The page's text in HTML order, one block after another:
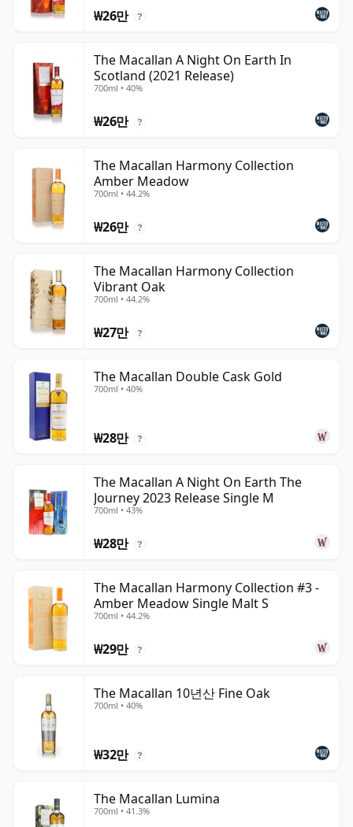
₩26만 ?
The Macallan A Night On Earth In
Scotland (2021 Release)
700ml • 40%
₩26만 ?
The Macallan Harmony Collection
Amber Meadow
700ml • 44.2%
₩26만 ?
The Macallan Harmony Collection
Vibrant Oak
700ml • 44.2%
₩27만 ?
The Macallan Double Cask Gold
700ml • 40%
₩28만 ?
The Macallan A Night On Earth The
Journey 2023 Release Single M
700ml • 43%
₩28만 ?
The Macallan Harmony Collection #3 -
Amber Meadow Single Malt S
700ml • 44.2%
₩29만 ?
The Macallan 10년산 Fine Oak
700ml • 40%
₩32만 ?
The Macallan Lumina
700ml • 41.3%